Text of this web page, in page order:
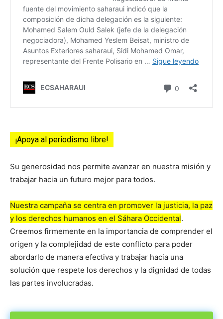
¡Apoya al periodismo libre!
Su generosidad nos permite avanzar en nuestra misión y
trabajar hacia un futuro mejor para todos.
Nuestra campaña se centra en promover la justicia, la paz
y los derechos humanos en el Sáhara Occidental.
Creemos firmemente en la importancia de comprender el
origen y la complejidad de este conflicto para poder
abordarlo de manera efectiva y trabajar hacia una
solución que respete los derechos y la dignidad de todas
las partes involucradas.